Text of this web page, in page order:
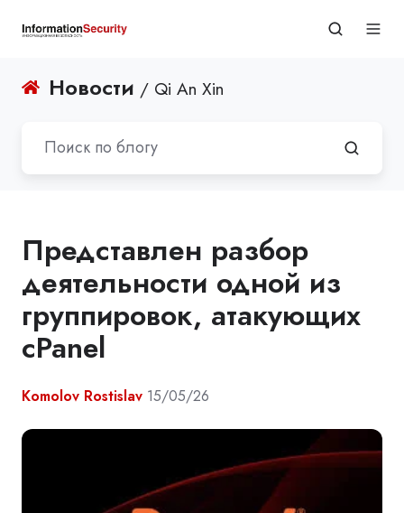
Новости / Qi An Xin
Представлен разбор
деятельности одной из
группировок, атакующих
cPanel
Komolov Rostislav 15/05/26